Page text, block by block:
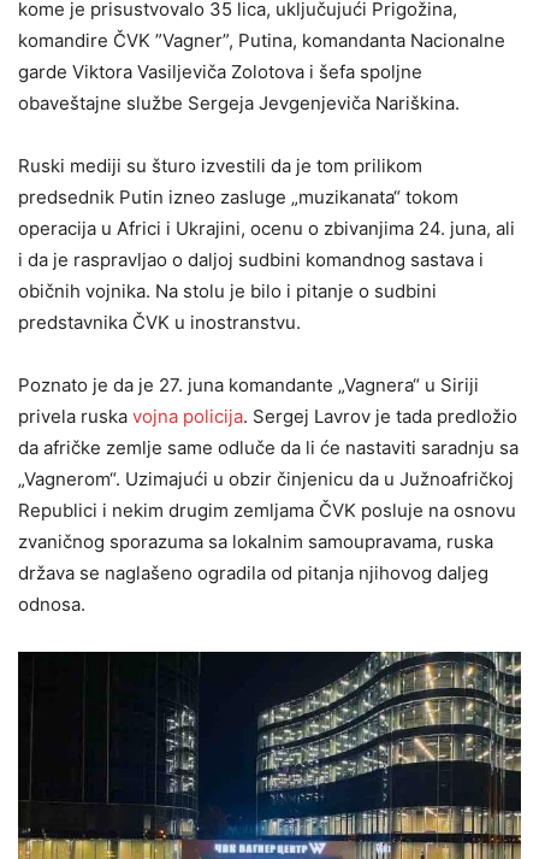
kome je prisustvovalo 35 lica, uključujući Prigožina,
komandire ČVK ”Vagner”, Putina, komandanta Nacionalne
garde Viktora Vasiljeviča Zolotova i šefa spoljne
obaveštajne službe Sergeja Jevgenjeviča Nariškina.
Ruski mediji su šturo izvestili da je tom prilikom
predsednik Putin izneo zasluge „muzikanata“ tokom
operacija u Africi i Ukrajini, ocenu o zbivanjima 24. juna, ali
i da je raspravljao o daljoj sudbini komandnog sastava i
običnih vojnika. Na stolu je bilo i pitanje o sudbini
predstavnika ČVK u inostranstvu.
Poznato je da je 27. juna komandante „Vagnera“ u Siriji
privela ruska vojna policija. Sergej Lavrov je tada predložio
da afričke zemlje same odluče da li će nastaviti saradnju sa
„Vagnerom“. Uzimajući u obzir činjenicu da u Južnoafričkoj
Republici i nekim drugim zemljama ČVK posluje na osnovu
zvaničnog sporazuma sa lokalnim samoupravama, ruska
država se naglašeno ogradila od pitanja njihovog daljeg
odnosa.